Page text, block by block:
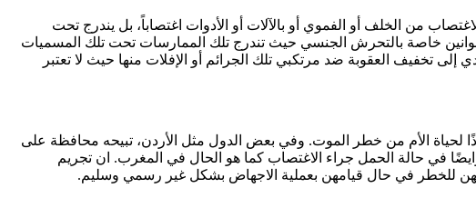
من الخلف أو الفموي أو بالآلات أو الأدوات اغتصاباً، بل يندرج تحت
خاصة بالتحرش الجنسي حيث تندرج تلك الممارسات تحت تلك المسميات
إلى تخفيف العقوبة ضد مرتكبي تلك الجرائم أو الإفلات منها حيث لا تعتبر
لحياة الأم من خطر الموت. وفي بعض الدول مثل الأردن، تبيحه محافظة على
في حالة الحمل جراء الاغتصاب كما هو الحال في المغرب. ان تجريم
للخطر في حال قيامهن بعملية الاجهاض بشكل غير رسمي وسليم.